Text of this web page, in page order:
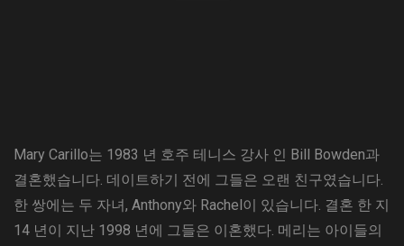
Mary Carillo는 1983 년 호주 테니스 강사 인 Bill Bowden과
결혼했습니다. 데이트하기 전에 그들은 오랜 친구였습니다.
한 쌍에는 두 자녀, Anthony와 Rachel이 있습니다. 결혼 한 지
14 년이 지난 1998 년에 그들은 이혼했다. 메리는 아이들의